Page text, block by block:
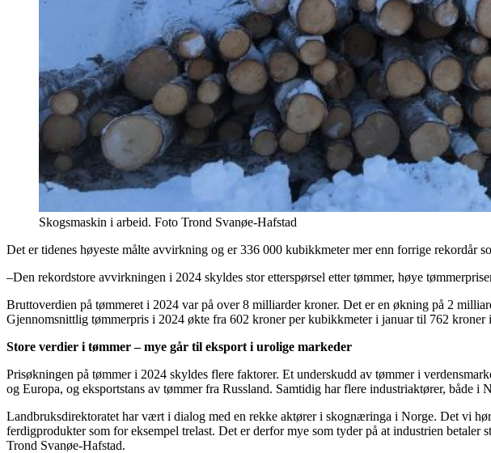
Skogsmaskin i arbeid. Foto Trond Svanøe-Hafstad
Det er tidenes høyeste målte avvirkning og er 336 000 kubikkmeter mer enn forrige rekordår
–Den rekordstore avvirkningen i 2024 skyldes stor etterspørsel etter tømmer, høye
Bruttoverdien på tømmeret i 2024 var på over 8 milliarder kroner. Det er en økning på 2
Gjennomsnittlig tømmerpris i 2024 økte fra 602 kroner per kubikkmeter i januar til 762 kroner
Store verdier i tømmer – mye går til eksport i urolige markeder
Prisøkningen på tømmer i 2024 skyldes flere faktorer. Et underskudd av tømmer i
og Europa, og eksportstans av tømmer fra Russland. Samtidig har flere industriaktører, både
Landbruksdirektoratet har vært i dialog med en rekke aktører i skognæringa i Norge. Det vi
ferdigprodukter som for eksempel trelast. Det er derfor mye som tyder på at industrien
Trond Svanøe-Hafstad.